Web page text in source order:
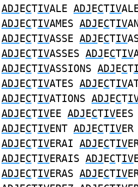
ADJECTIVALE ADJECTIV
ADJECTIVAMES ADJECTIV
ADJECTIVASSE ADJECTIV
ADJECTIVASSES ADJECTIV
ADJECTIVASSIONS ADJECT
ADJECTIVATES ADJECTIV
ADJECTIVATIONS ADJECT
ADJECTIVEE ADJECTIVEES
ADJECTIVENT ADJECTIVER
ADJECTIVERAI ADJECTIV
ADJECTIVERAIS ADJECTIV
ADJECTIVERAS ADJECTIV